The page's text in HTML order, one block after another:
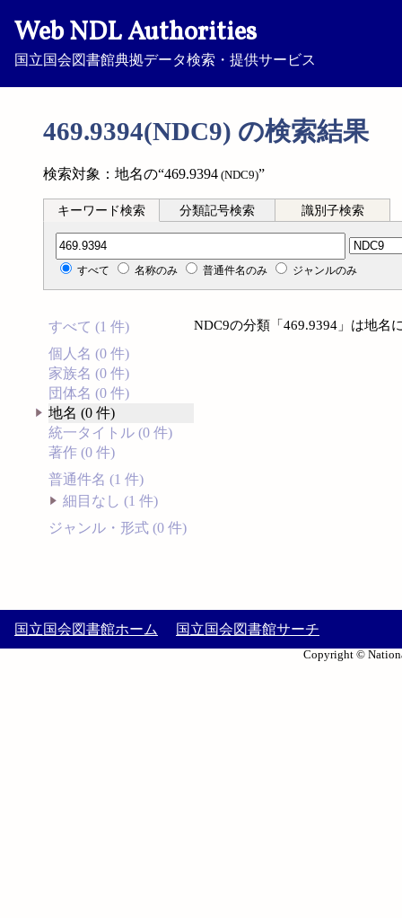
Web NDL Authorities
国立国会図書館典拠データ検索・提供サービス
469.9394(NDC9) の検索結果
検索対象：地名の“469.9394 (NDC9)”
キーワード検索 分類記号検索 識別子検索
分類記号検索
すべて 名称のみ 普通件名のみ ジャンルのみ
すべて (1 件)
個人名 (0 件)
家族名 (0 件)
団体名 (0 件)
地名 (0 件)
統一タイトル (0 件)
著作 (0 件)
普通件名 (1 件)
細目なし (1 件)
ジャンル・形式 (0 件)
NDC9の分類「469.9394」は地名
国立国会図書館ホーム 国立国会図書館サーチ
Copyright ©